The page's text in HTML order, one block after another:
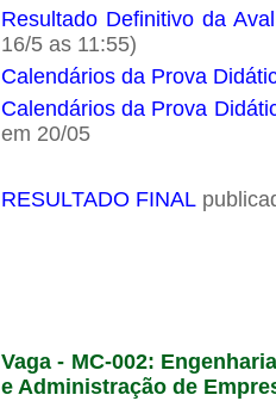
Resultado Definitivo da
16/5 as 11:55)
Calendários da Prova
Calendários da Prova
em 20/05
RESULTADO FINAL
Vaga - MC-002:
e Administração de